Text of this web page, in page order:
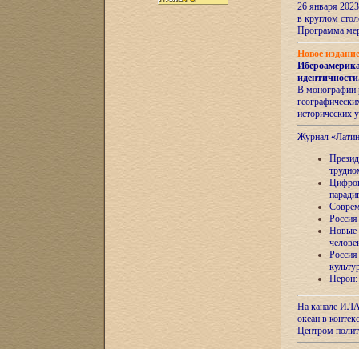
26 января
в круглом
Программа
Новое
идентичности
В монографии
исторических
Журнал
Новые
Перон:
На канале
океан в
Центром